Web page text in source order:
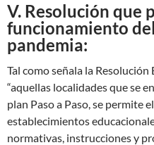
V. Resolución que
funcionamiento
pandemia:
Tal como señala la
“aquellas localidades que se
plan Paso a Paso, se permite
establecimientos
normativas, instrucciones y